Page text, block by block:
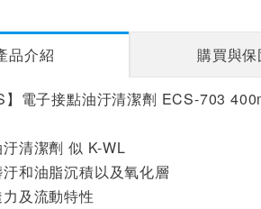
品介紹 購買與保
】電子接點油汙清潔劑 ECS-703
清潔劑 似 K-WL
和油脂沉積以及氧化層
及流動特性